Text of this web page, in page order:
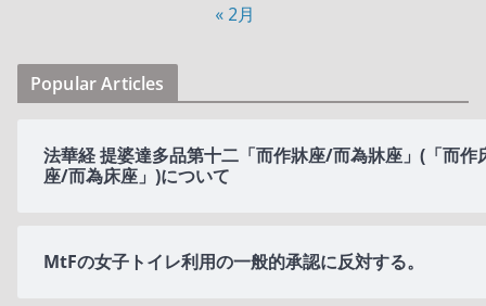
« 2月
Popular Articles
法華経 提婆達多品第十二「而作牀座/而為牀座」(「而作
座/而為床座」)について
MtFの女子トイレ利用の一般的承認に反対する。